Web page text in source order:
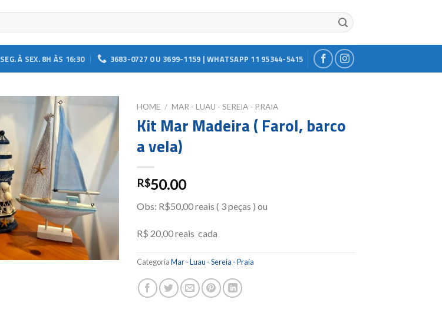
SEG. À SEX. 8H ÀS 16:30 3683-0727 OU 3699-1159 | WHATSAPP 11 95344-5415
Add to
wishlist
HOME / MAR - LUAU - SEREIA - PRAIA
Kit Mar Madeira ( Farol, barco
a vela)
R$50.00
Obs: R$50,00 reais ( 3 peças ) ou
R$ 20,00 reais cada
CategoriaMar - Luau - Sereia - Praia